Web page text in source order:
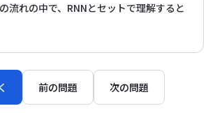
流れの中で、RNNとセットで理解すると
前の問題 次の問題